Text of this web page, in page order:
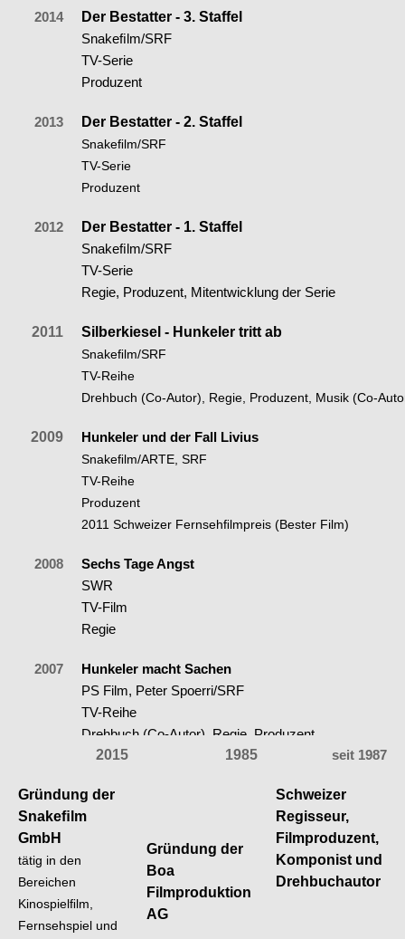
2014
Der Bestatter - 3. Staffel
Snakeﬁlm/SRF
TV-Serie
Produzent
2013 Der Bestatter - 2. Staffel
Snakeﬁlm/SRF
TV-Serie
Produzent
2012
Der Bestatter - 1. Staffel
Snakeﬁlm/SRF
TV-Serie
Regie, Produzent, Mitentwicklung der Serie
2011 Silberkiesel - Hunkeler tritt ab
Snakeﬁlm/SRF
TV-Reihe
Drehbuch (Co-Autor), Regie, Produzent, Musik (Co-
2009 Hunkeler und der Fall Livius
Snakeﬁlm/ARTE, SRF
TV-Reihe
Produzent
2011 Schweizer Fernsehﬁlmpreis (Bester Film)
2008
Sechs Tage Angst
SWR
TV-Film
Regie
2007
Hunkeler macht Sachen
PS Film, Peter Spoerri/SRF
TV-Reihe
Drehbuch (Co-Autor), Regie, Produzent
2015 1985 seit 1987
Gründung der
Snakeﬁlm
GmbH
tätig in den
Bereichen
Kinospielﬁlm,
Fernsehspiel und
Gründung der
Boa
Filmproduktion
AG
Schweizer
Regisseur,
Filmproduzent,
Komponist und
Drehbuchautor